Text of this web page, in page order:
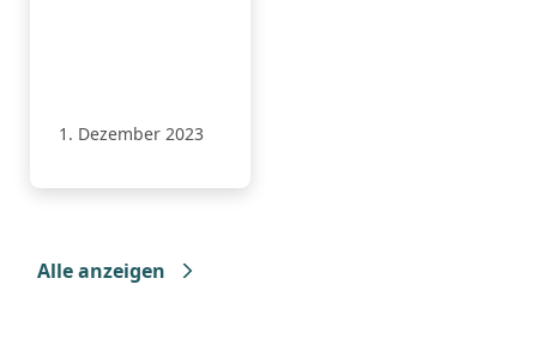
1. Dezember 2023
Alle anzeigen